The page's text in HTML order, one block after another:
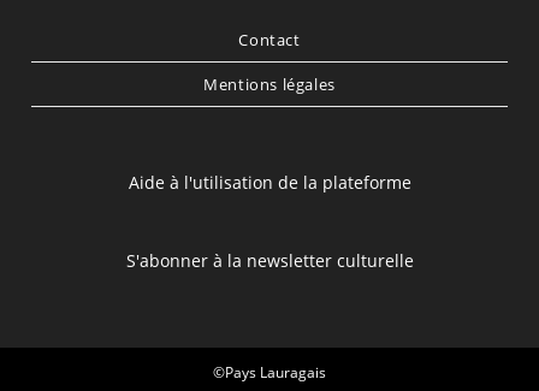
Contact
Mentions légales
Aide à l'utilisation de la plateforme
S'abonner à la newsletter culturelle
©Pays Lauragais